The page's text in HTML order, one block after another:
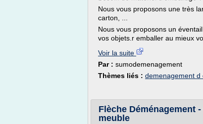
Nous vous proposons une très
carton, ...
Nous vous proposons un
vos objets.r emballer au mieux
Voir la suite
Par : sumodemenagement
Thèmes liés : demenagement d
Flèche Déménagement
meuble